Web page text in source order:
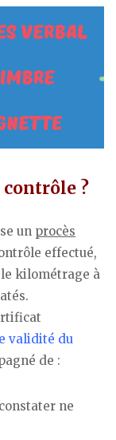
contrôle ?
un procès
effectué,
kilométrage à
validité du
de :
ne